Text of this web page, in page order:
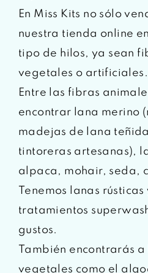
En Miss Kits no sólo
nuestra tienda online
tipo de hilos, ya sean
vegetales o artificiales.
Entre las fibras
encontrar lana merino
madejas de lana
tintoreras artesanas),
alpaca, mohair, seda,
Tenemos lanas
tratamientos
gustos.
También encontrarás
vegetales como el